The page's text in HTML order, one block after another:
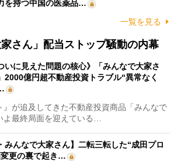
持つ中国の医薬品…
一覧を見る
家さん」配当ストップ騒動の内幕
いに見えた問題の核心》「みんなで大家さ
2000億円超不動産投資トラブル“異常なく
が追及してきた不動産投資商品「みんなで
よ最終局面を迎えている…
みんなで大家さん】二転三転した“成田プロ
更の裏で起き…